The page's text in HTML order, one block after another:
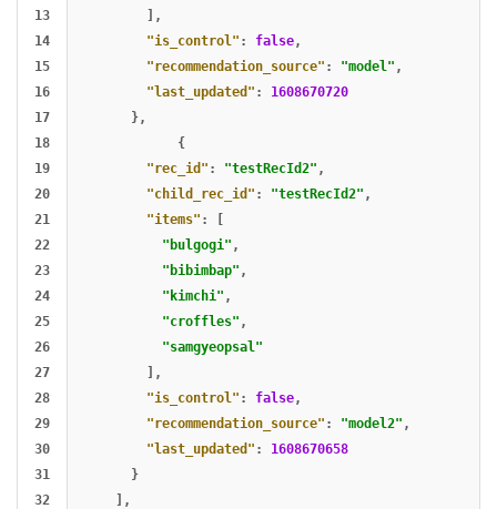
13
14
15
16
17
18
19
20
21
22
23
24
25
26
27
28
29
30
31
32
],
"is_control" : false,
"recommendation_source" : "model" ,
"last_updated" :
1608670720
},
{
"rec_id" : "testRecId2" ,
"child_rec_id" : "testRecId2" ,
"items" :
[
"bulgogi" ,
"bibimbap" ,
"kimchi" ,
"croffles" ,
"samgyeopsal"
],
"is_control" : false,
"recommendation_source" : "model2" ,
"last_updated" :
1608670658
}
],